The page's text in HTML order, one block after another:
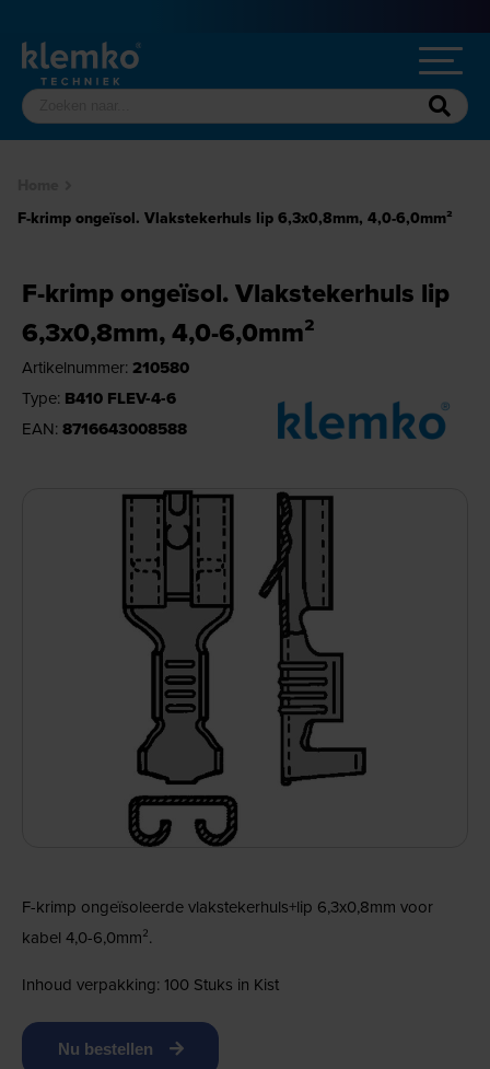
F-krimp ongeïsol. Vlakstekerhuls lip 6,3x0,8mm, 4,0-6,0mm²
F-krimp ongeïsol. Vlakstekerhuls lip
6,3x0,8mm, 4,0-6,0mm²
Artikelnummer: 210580
Type: B410 FLEV-4-6
EAN: 8716643008588
F-krimp ongeïsoleerde vlakstekerhuls+lip 6,3x0,8mm voor
kabel 4,0-6,0mm².
Inhoud verpakking: 100 Stuks in Kist
Nu bestellen